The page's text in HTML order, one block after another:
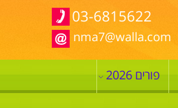
03-6815622
nma7@walla.com
פורים 2026